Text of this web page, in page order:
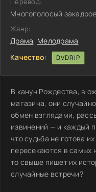
Многоголосый
Жанр:
Драма, Мелодрама
Качество:
DVDRIP
В канун Рождества, в
магазина, они
обмен взглядами,
извинений — и каждый
что судьба не готова
пересекаются в самых
то свыше пишет их
случайные встречи?